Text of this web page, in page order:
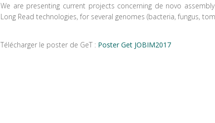
We are presenting current projects concerning de novo
Long Read technologies, for several genomes (bacteria, fungus,
Télécharger le poster de GeT : Poster Get JOBIM2017